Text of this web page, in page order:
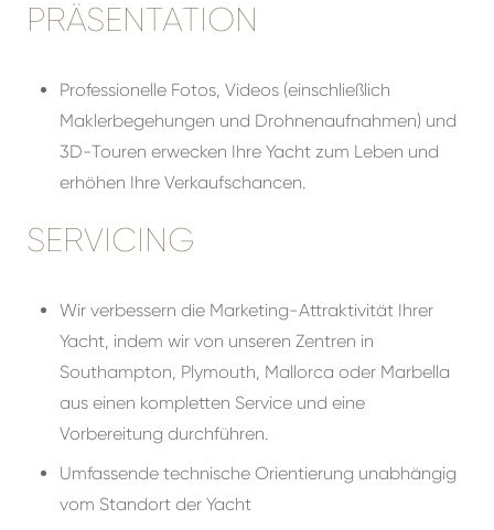
PRÄSENTATION
Professionelle Fotos, Videos (einschließlich
Maklerbegehungen und Drohnenaufnahmen) und
3D-Touren erwecken Ihre Yacht zum Leben und
erhöhen Ihre Verkaufschancen.
SERVICING
Wir verbessern die Marketing-Attraktivität Ihrer
Yacht, indem wir von unseren Zentren in
Southampton, Plymouth, Mallorca oder Marbella
aus einen kompletten Service und eine
Vorbereitung durchführen.
Umfassende technische Orientierung unabhängig
vom Standort der Yacht